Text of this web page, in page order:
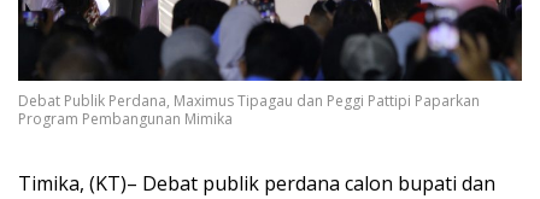
Debat Publik Perdana, Maximus Tipagau dan Peggi Pattipi Paparkan
Program Pembangunan Mimika
Timika, (KT)– Debat publik perdana calon bupati dan